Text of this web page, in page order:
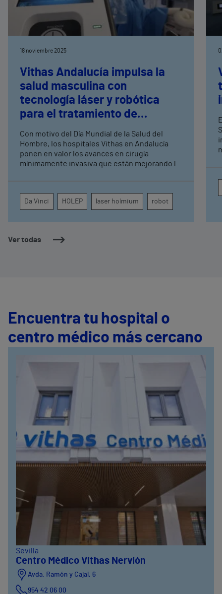
Ver todas
18 noviembre 2025
Vithas Andalucía impulsa la
salud masculina con
tecnología láser y robótica
para el tratamiento de
patologías urológicas
Con motivo del Día Mundial de la Salud del
Hombre, los hospitales Vithas en Andalucía
ponen en valor los avances en cirugía
mínimamente invasiva que están mejorando la
prostática hasta la cirugía robótica con el
sistema Da Vinci, estas técnicas permiten
recuperación más rápida.
Da Vinci HOLEP laser holmium robot
Encuentra tu hospital o
centro médico más cercano
Sevilla
Centro Médico Vithas Nervión
Avda. Ramón y Cajal, 6
954 42 06 00